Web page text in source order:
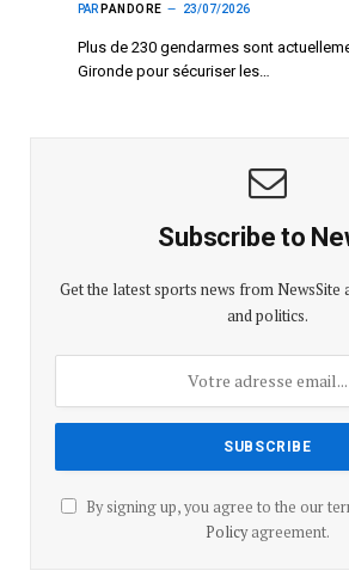
PAR PANDORE 23/07/2026
Plus de 230 gendarmes sont
Gironde pour sécuriser les…
Subscribe to
Get the latest sports news from NewsSite
and politics.
By signing up, you agree to the our
Policyagreement.